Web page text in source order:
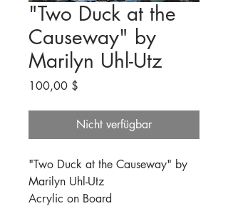
"Two Duck at the
Causeway" by
Marilyn Uhl-Utz
100,00 $
Nicht verfügbar
"Two Duck at the Causeway" by
Marilyn Uhl-Utz
Acrylic on Board